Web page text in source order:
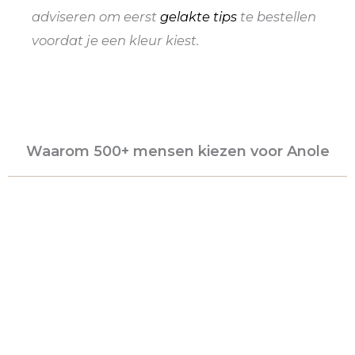
adviseren om eerst gelakte tips te bestellen
voordat je een kleur kiest.
Waarom 500+ mensen kiezen voor Anole